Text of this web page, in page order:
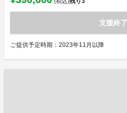
支援終了
ご提供予定時期：2023年11月以降